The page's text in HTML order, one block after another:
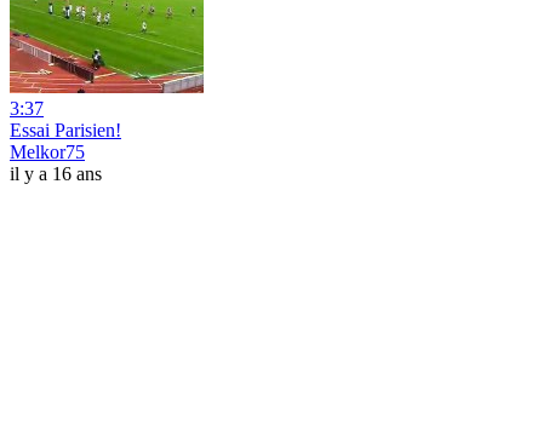
3:37
Essai Parisien!
Melkor75
il y a 16 ans